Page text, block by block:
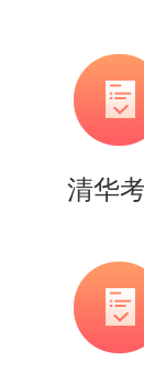
可少
容，
前后
然后
题册
清华